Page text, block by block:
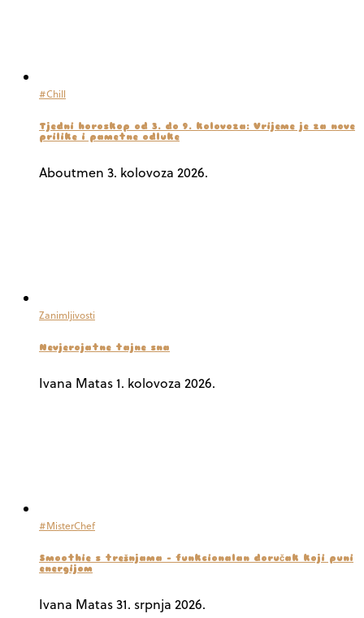
#Chill
Tjedni horoskop od 3. do 9. kolovoza: Vrijeme je za nove
prilike i pametne odluke
Aboutmen 3. kolovoza 2026.
Zanimljivosti
Nevjerojatne tajne sna
Ivana Matas1. kolovoza 2026.
#MisterChef
Smoothie s trešnjama – funkcionalan doručak koji puni
energijom
Ivana Matas31. srpnja 2026.